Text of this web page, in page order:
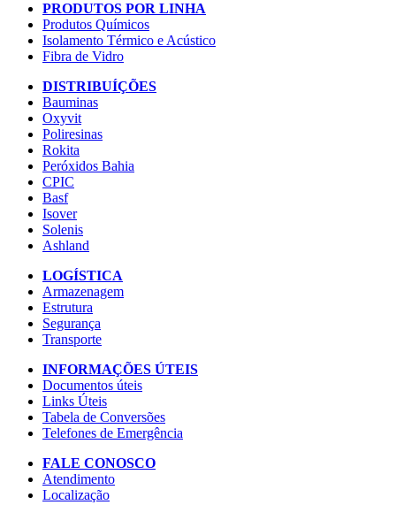
PRODUTOS POR LINHA
Produtos Químicos
Isolamento Térmico e Acústico
Fibra de Vidro
DISTRIBUÍÇÕES
Bauminas
Oxyvit
Poliresinas
Rokita
Peróxidos Bahia
CPIC
Basf
Isover
Solenis
Ashland
LOGÍSTICA
Armazenagem
Estrutura
Segurança
Transporte
INFORMAÇÕES ÚTEIS
Documentos úteis
Links Úteis
Tabela de Conversões
Telefones de Emergência
FALE CONOSCO
Atendimento
Localização